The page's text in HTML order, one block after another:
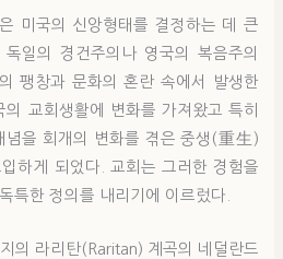
미국의 신앙형태를 결정하는 데 큰
일의 경건주의나 영국의 복음주의
팽창과 문화의 혼란 속에서 발생한
교회생활에 변화를 가져왔고 특히
념을 회개의 변화를 겪은 중생(重生)
하게 되었다. 교회는 그러한 경험을
특한 정의를 내리기에 이르렀다.
의 라리탄(Raritan) 계곡의 네덜란드